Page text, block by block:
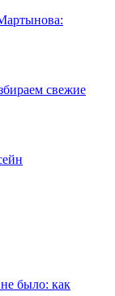
свежие
было: как